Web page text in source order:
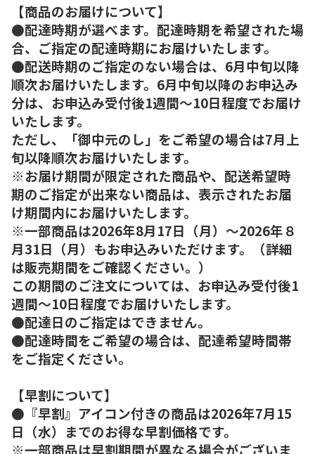
【商品のお届けについて】
●配達時期が選べます。配達時期を希望された場
合、ご指定の配達時期にお届けいたします。
●配送時期のご指定のない場合は、6月中旬以降
順次お届けいたします。6月中旬以降のお申込み
分は、お申込み受付後1週間～10日程度でお届け
いたします。
ただし、「御中元のし」をご希望の場合は7月上
旬以降順次お届けいたします。
※お届け期間が限定された商品や、配送希望時
期のご指定が出来ない商品は、表示されたお届
け期間内にお届けいたします。
※一部商品は2026年8月17日（月）～2026年８
月31日（月）もお申込みいただけます。（詳細
は販売期間をご確認ください。）
この期間のご注文については、お申込み受付後1
週間～10日程度でお届けいたします。
●配達日のご指定はできません。
●配達時間をご希望の場合は、配達希望時間帯
をご指定ください。
【早割について】
●『早割』アイコン付きの商品は2026年7月15
日（水）までのお得な早割価格です。
※一部商品は早割期間が異なる場合がございま